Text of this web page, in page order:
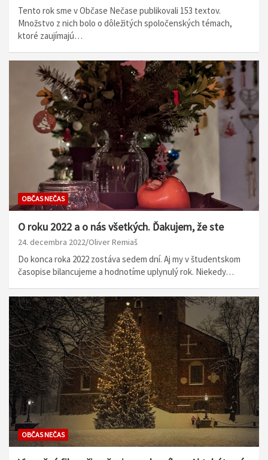
Tento rok sme v Občase Nečase publikovali 153 textov.
Množstvo z nich bolo o dôležitých spoločenských témach,
ktoré zaujímajú…
OBČAS NEČAS
O roku 2022 a o nás všetkých. Ďakujem, že ste
24. decembra 2022 Oliver Remiaš
Do konca roka 2022 zostáva sedem dní. Aj my v študentskom
časopise bilancujeme a hodnotíme uplynulý rok. Niekedy…
OBČAS NEČAS